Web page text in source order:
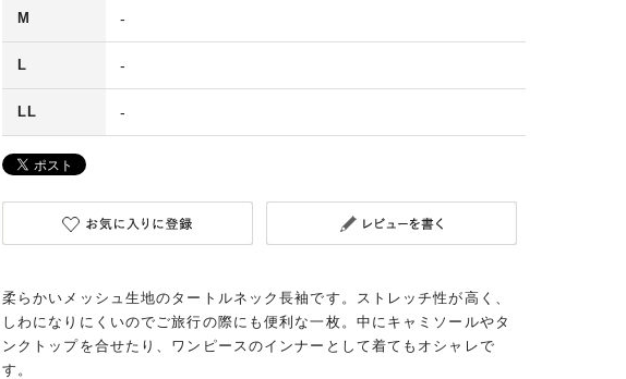
M -
L -
LL -
柔らかいメッシュ生地のタートルネック長袖です。ストレッチ性が高く、
しわになりにくいのでご旅行の際にも便利な一枚。中にキャミソールやタ
ンクトップを合せたり、ワンピースのインナーとして着てもオシャレで
す。